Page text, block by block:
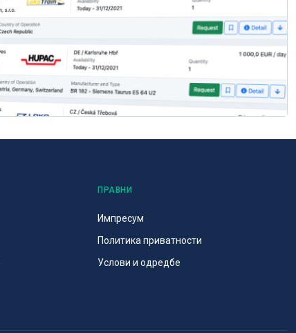
ПРАВНИ
Импресум
Политика приватности
Услови и одредбе